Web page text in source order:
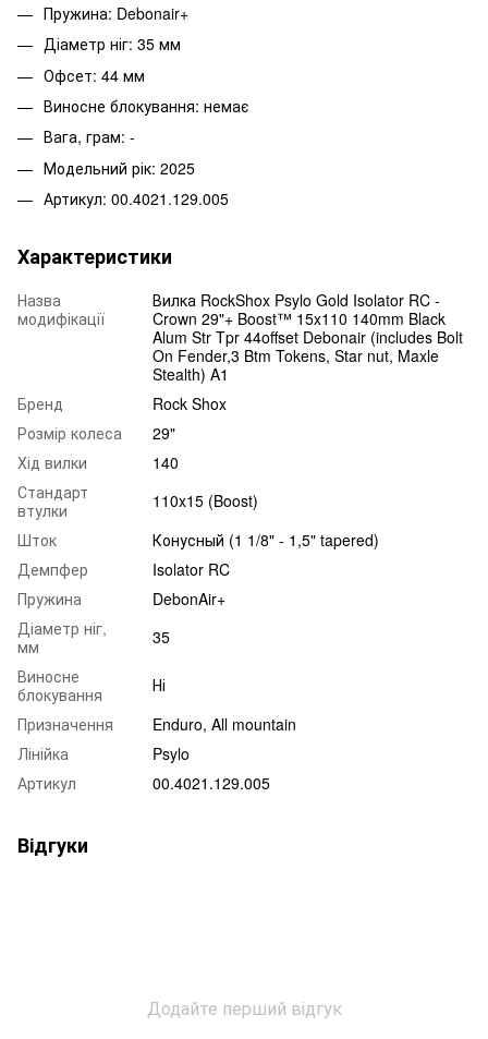
Пружина: Debonair+
Діаметр ніг: 35 мм
Офсет: 44 мм
Виносне блокування: немає
Вага, грам: -
Модельний рік: 2025
Артикул: 00.4021.129.005
Характеристики
Назва
модифікації
Вилка RockShox Psylo Gold Isolator RC -
Crown 29"+ Boost™ 15x110 140mm Black
Alum Str Tpr 44offset Debonair (includes Bolt
On Fender,3 Btm Tokens, Star nut, Maxle
Stealth) A1
Бренд
Rock Shox
Розмір колеса
29"
Хід вилки
140
Стандарт
втулки
110x15 (Boost)
Шток
Конусный (1 1/8" - 1,5" tapered)
Демпфер
Isolator RC
Пружина
DebonAir+
Діаметр ніг,
мм
35
Виносне
блокування
Ні
Призначення
Enduro, All mountain
Лінійка
Psylo
Артикул
00.4021.129.005
Відгуки
Додайте перший відгук